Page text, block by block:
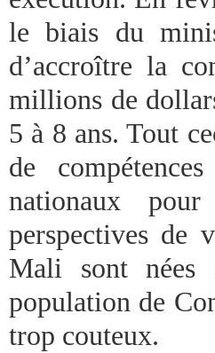
le biais du
d’accroître la
millions de
5 à 8 ans. Tout
de
nationaux
perspectives de
Mali sont
population de
trop couteux.